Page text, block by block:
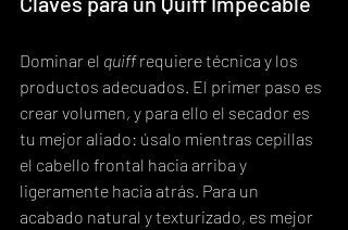
Dominar el quiff requiere técnica y los
productos adecuados. El primer paso es
crear volumen, y para ello el secador es
tu mejor aliado: úsalo mientras cepillas
el cabello frontal hacia arriba y
ligeramente hacia atrás. Para un
acabado natural y texturizado, es mejor